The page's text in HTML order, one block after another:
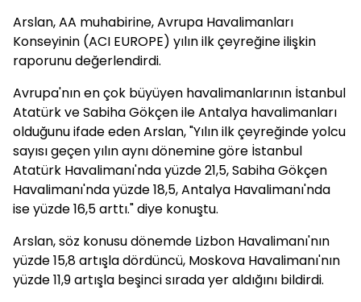
Arslan, AA muhabirine, Avrupa Havalimanları
Konseyinin (ACI EUROPE) yılın ilk çeyreğine ilişkin
raporunu değerlendirdi.
Avrupa'nın en çok büyüyen havalimanlarının İstanbul
Atatürk ve Sabiha Gökçen ile Antalya havalimanları
olduğunu ifade eden Arslan, "Yılın ilk çeyreğinde yolcu
sayısı geçen yılın aynı dönemine göre İstanbul
Atatürk Havalimanı'nda yüzde 21,5, Sabiha Gökçen
Havalimanı'nda yüzde 18,5, Antalya Havalimanı'nda
ise yüzde 16,5 arttı." diye konuştu.
Arslan, söz konusu dönemde Lizbon Havalimanı'nın
yüzde 15,8 artışla dördüncü, Moskova Havalimanı'nın
yüzde 11,9 artışla beşinci sırada yer aldığını bildirdi.